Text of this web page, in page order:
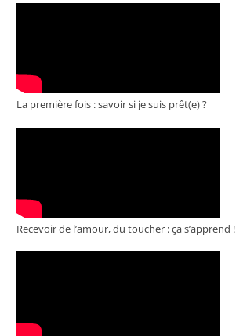
La première fois : savoir si je suis prêt(e) ?
Recevoir de l’amour, du toucher : ça s’apprend !